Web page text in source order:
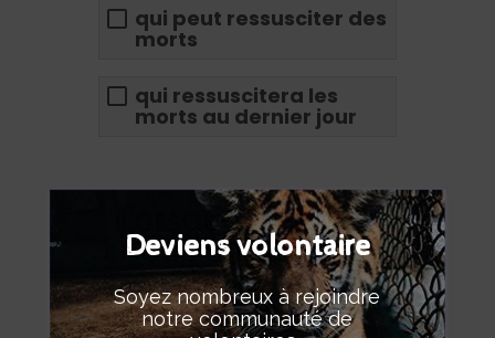
qui peut ressusciter des
morts
qui ressuscitera les
morts au dernier jour
Lorsque Dieu
nous a fait vivre
en Christ, il nous
a pardonné
Deviens volontaire
Soyez nombreux à rejoindre
notre communauté de